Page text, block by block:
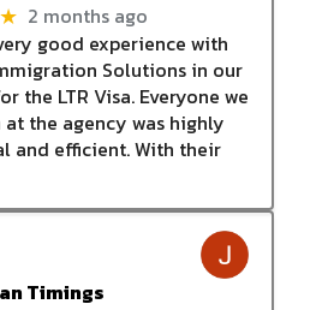
2 months ago
good experience with
Solutions in our
the LTR Visa. Everyone we
the agency was highly
and efficient. With their
Timings